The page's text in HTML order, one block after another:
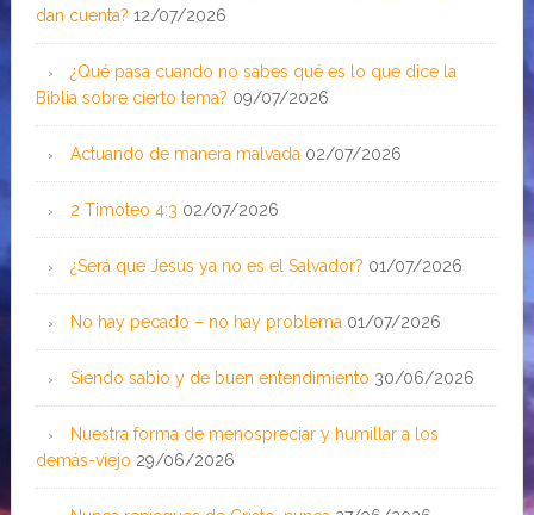
dan cuenta? 12/07/2026
¿Qué pasa cuando no sabes qué es lo que dice la
Biblia sobre cierto tema? 09/07/2026
Actuando de manera malvada 02/07/2026
2 Timoteo 4:3 02/07/2026
¿Será que Jesús ya no es el Salvador? 01/07/2026
No hay pecado – no hay problema 01/07/2026
Siendo sabio y de buen entendimiento 30/06/2026
Nuestra forma de menospreciar y humillar a los
demás-viejo 29/06/2026